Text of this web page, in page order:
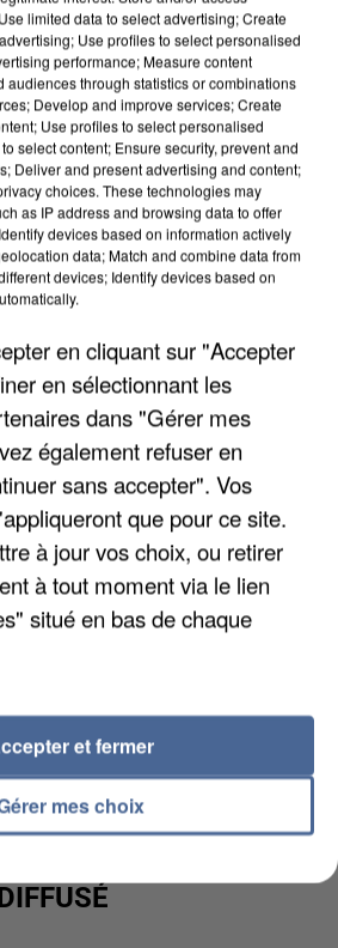
2Mo pour les images et PDF et 5Mo pour les
limited data to select advertising; Create
Use profiles to select personalised
performance; Measure content
audiences through statistics or combinations
Develop and improve services; Create
Use profiles to select personalised
select content; Ensure security, prevent and
Deliver and present advertising and content;
choices. These technologies may
as IP address and browsing data to offer
devices based on information actively
data; Match and combine data from
devices; Identify devices based on
en cliquant sur "Accepter
en sélectionnant les
dans "Gérer mes
également refuser en
sans accepter". Vos
que pour ce site.
à jour vos choix, ou retirer
à tout moment via le lien
situé en bas de chaque
mes choix
et fermer